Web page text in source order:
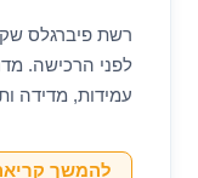
לפני הרכישה.
עמידות, מדידה
להמשך